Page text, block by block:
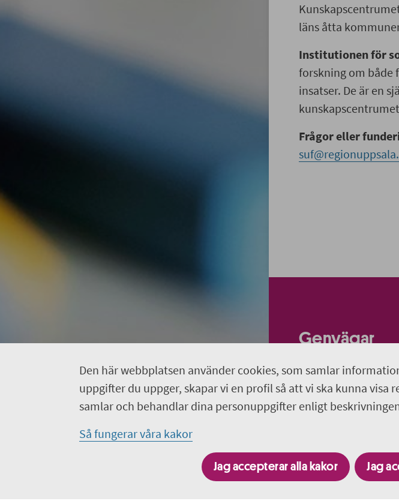
Den här webbplatsen använder cookies, som samlar
uppgifter du uppger, skapar vi en profil så att vi ska kunna
samlar och behandlar dina personuppgifter enligt
Så fungerar våra kakor
Jag accepterar alla kakor Jag
läns åtta
Institutionen för
forskning om både
insatser. De är en
Frågor eller
Genvägar
Kontakta oss
Om